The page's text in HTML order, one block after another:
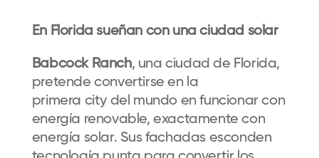
En Florida sueñan con una ciudad solar
Babcock Ranch, una ciudad de Florida,
pretende convertirse en la
primera city del mundo en funcionar con
energía renovable, exactamente con
energía solar. Sus fachadas esconden